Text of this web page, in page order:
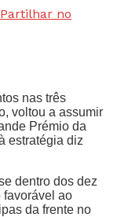
Partilhar no
nas três
voltou a assumir
Prémio da
estratégia diz
dentro dos dez
favorável ao
da frente no